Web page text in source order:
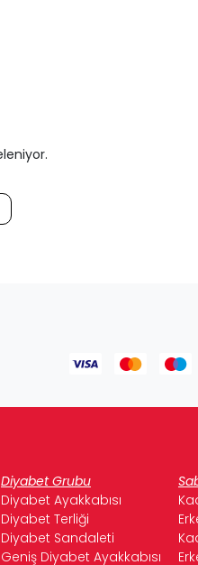
Diyabet Grubu
Diyabet Ayakkabısı
Diyabet Terliği
Diyabet Sandaleti
Geniş Diyabet Ayakkabısı